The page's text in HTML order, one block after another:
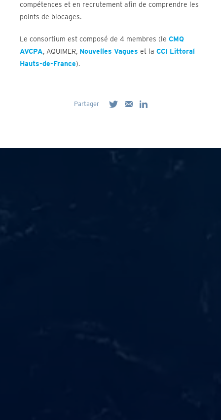
compétences et en recrutement afin de comprendre les
points de blocages.
Le consortium est composé de 4 membres (le CMQ
AVCPA , AQUIMER, Nouvelles Vagues et la CCI Littoral
Hauts-de-France).
Partager